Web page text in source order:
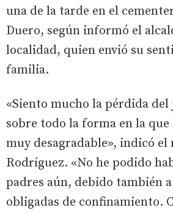
una de la tarde en el
Duero, según informó el
localidad, quien envió su
familia.
«Siento mucho la pérdida del
sobre todo la forma en la que
muy desagradable», indicó
Rodríguez. «No he podido
padres aún, debido también
obligadas de confinamiento.